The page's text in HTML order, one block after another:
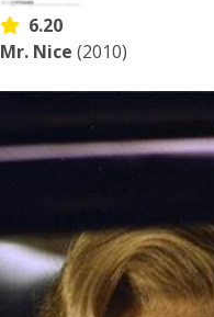
6.20
Mr. Nice (2010)